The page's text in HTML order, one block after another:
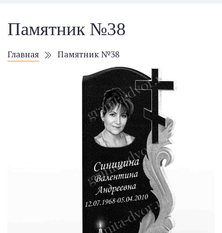
Памятник №38
Главная Памятник №38